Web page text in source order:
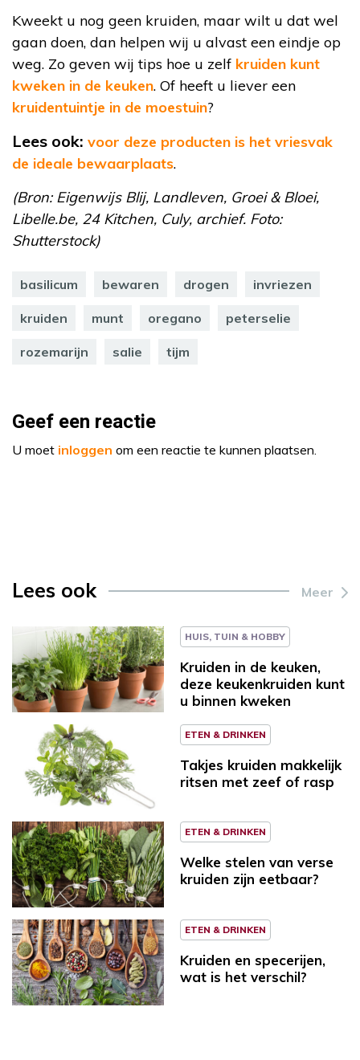
Kweekt u nog geen kruiden, maar wilt u dat wel
gaan doen, dan helpen wij u alvast een eindje op
weg. Zo geven wij tips hoe u zelf kruiden kunt
kweken in de keuken. Of heeft u liever een
kruidentuintje in de moestuin?
Lees ook: voor deze producten is het vriesvak
de ideale bewaarplaats.
(Bron: Eigenwijs Blij, Landleven, Groei & Bloei,
Libelle.be, 24 Kitchen, Culy, archief. Foto:
Shutterstock)
basilicum bewaren drogen invriezen
kruiden munt oregano peterselie
rozemarijn salie tijm
Geef een reactie
U moet inloggen om een reactie te kunnen plaatsen.
Lees ook Meer
HUIS, TUIN & HOBBY
Kruiden in de keuken,
deze keukenkruiden kunt
u binnen kweken
ETEN & DRINKEN
Takjes kruiden makkelijk
ritsen met zeef of rasp
ETEN & DRINKEN
Welke stelen van verse
kruiden zijn eetbaar?
ETEN & DRINKEN
Kruiden en specerijen,
wat is het verschil?